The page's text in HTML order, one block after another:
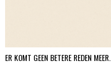
ER KOMT GEEN BETERE REDEN MEER.